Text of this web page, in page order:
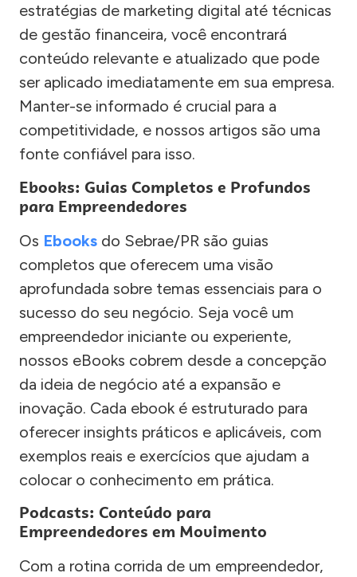
estratégias de marketing digital até técnicas
de gestão financeira, você encontrará
conteúdo relevante e atualizado que pode
ser aplicado imediatamente em sua empresa.
Manter-se informado é crucial para a
competitividade, e nossos artigos são uma
fonte confiável para isso.
Ebooks: Guias Completos e Profundos
para Empreendedores
Os Ebooks do Sebrae/PR são guias
completos que oferecem uma visão
aprofundada sobre temas essenciais para o
sucesso do seu negócio. Seja você um
empreendedor iniciante ou experiente,
nossos eBooks cobrem desde a concepção
da ideia de negócio até a expansão e
inovação. Cada ebook é estruturado para
oferecer insights práticos e aplicáveis, com
exemplos reais e exercícios que ajudam a
colocar o conhecimento em prática.
Podcasts: Conteúdo para
Empreendedores em Movimento
Com a rotina corrida de um empreendedor,